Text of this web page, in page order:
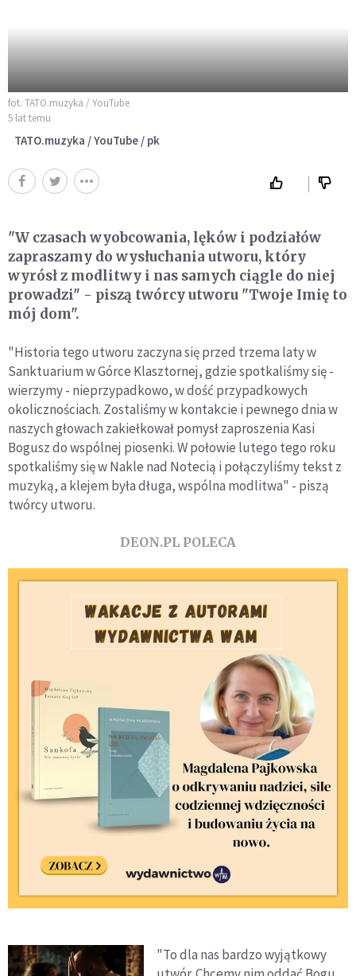
fot. TATO.muzyka / YouTube
5 lat temu
TATO.muzyka / YouTube / pk
"W czasach wyobcowania, lęków i podziałów
zapraszamy do wysłuchania utworu, który
wyrósł z modlitwy i nas samych ciągle do niej
prowadzi" - piszą twórcy utworu "Twoje Imię to
mój dom".
"Historia tego utworu zaczyna się przed trzema laty w
Sanktuarium w Górce Klasztornej, gdzie spotkaliśmy się -
wierzymy - nieprzypadkowo, w dość przypadkowych
okolicznościach. Zostaliśmy w kontakcie i pewnego dnia w
naszych głowach zakiełkował pomysł zaproszenia Kasi
Bogusz do wspólnej piosenki. W połowie lutego tego roku
spotkaliśmy się w Nakle nad Notecią i połączyliśmy tekst z
muzyką, a klejem była długa, wspólna modlitwa" - piszą
twórcy utworu.
DEON.PL POLECA
"To dla nas bardzo wyjątkowy